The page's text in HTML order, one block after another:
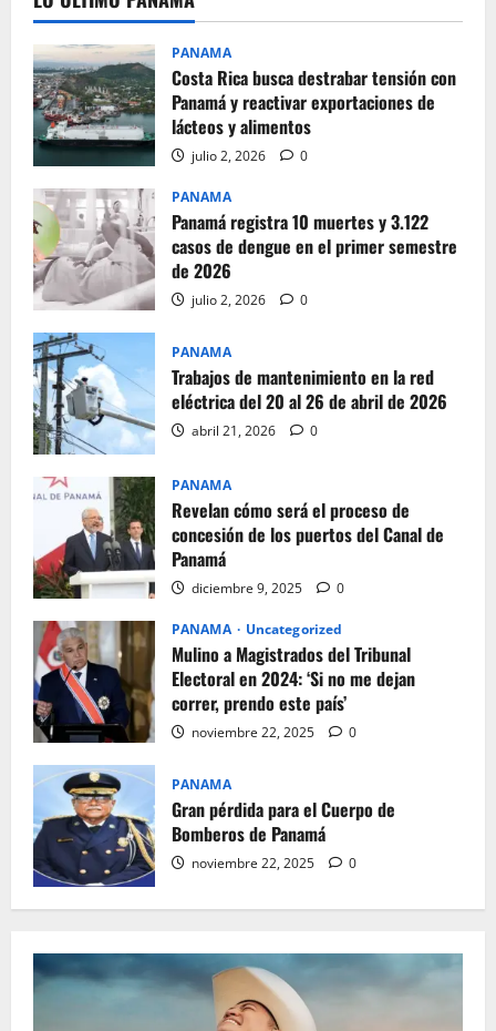
PANAMA
Costa Rica busca destrabar tensión con
Panamá y reactivar exportaciones de
lácteos y alimentos
julio 2, 2026 0
PANAMA
Panamá registra 10 muertes y 3.122
casos de dengue en el primer semestre
de 2026
julio 2, 2026 0
PANAMA
Trabajos de mantenimiento en la red
eléctrica del 20 al 26 de abril de 2026
abril 21, 2026 0
PANAMA
Revelan cómo será el proceso de
concesión de los puertos del Canal de
Panamá
diciembre 9, 2025 0
PANAMA Uncategorized
Mulino a Magistrados del Tribunal
Electoral en 2024: ‘Si no me dejan
correr, prendo este país’
noviembre 22, 2025 0
PANAMA
Gran pérdida para el Cuerpo de
Bomberos de Panamá
noviembre 22, 2025 0